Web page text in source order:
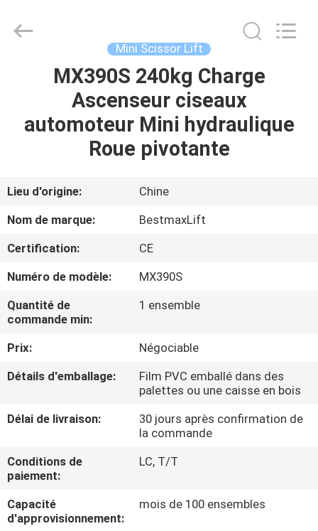
MAISON
À
PROPOS
NOUS
DE
L'USINE
CONTRÔLE
DE
LA
QUALITÉ
MACHINERY
Mini Scissor Lift
MX390S 240kg Charge
Ascenseur ciseaux
automoteur Mini hydraulique
Roue pivotante
Lieu d'origine:
Chine
Nom de marque:
BestmaxLift
Certification:
CE
Numéro de modèle:
MX390S
Quantité de
commande min:
1 ensemble
Prix:
Négociable
Détails d'emballage:
Film PVC emballé dans des
palettes ou une caisse en bois
Délai de livraison:
30 jours après confirmation de
la commande
Conditions de
paiement:
LC, T/T
Capacité
d'approvisionnement:
mois de 100 ensembles